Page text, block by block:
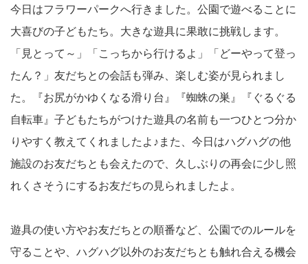
今日はフラワーパークへ行きました。公園で遊べることに
大喜びの子どもたち。大きな遊具に果敢に挑戦します。
「見とって～」「こっちから行けるよ」「どーやって登っ
たん？」友だちとの会話も弾み、楽しむ姿が見られまし
た。『お尻がかゆくなる滑り台』『蜘蛛の巣』『ぐるぐる
自転車』子どもたちがつけた遊具の名前も一つひとつ分か
りやすく教えてくれましたよ♪また、今日はハグハグの他
施設のお友だちとも会えたので、久しぶりの再会に少し照
れくさそうにするお友だちの見られましたよ。
遊具の使い方やお友だちとの順番など、公園でのルールを
守ることや、ハグハグ以外のお友だちとも触れ合える機会